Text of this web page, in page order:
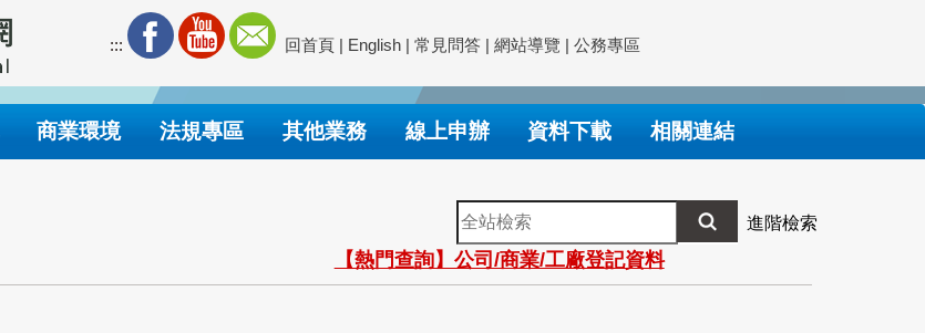
::: 回首頁 | English | 常見問答 | 網站導覽 | 公務專區
商業環境 法規專區 其他業務 線上申辦 資料下載 相關連結
全
站
檢
索
進階檢索
【熱門查詢】公司/商業/工廠登記資料